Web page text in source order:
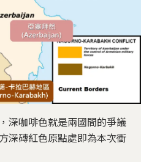
深咖啡色就是兩國間的爭議
深磚紅色原點處即為本次衝